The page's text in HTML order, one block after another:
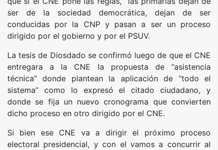
ser de la sociedad democrática, dejan de ser
conducidas por la CNP y pasan a ser un proceso
dirigido por el gobierno y por el PSUV.
La tesis de Diosdado se confirmó luego de que el CNE
entregara a la CNE la propuesta de “asistencia
técnica” donde plantean la aplicación de “todo el
sistema” como lo expresó el citado ciudadano, y
donde se fija un nuevo cronograma que convierten
dicho proceso en otro dirigido por el CNE.
Si bien ese CNE va a dirigir el próximo proceso
electoral presidencial, y con el vamos a concurrir al